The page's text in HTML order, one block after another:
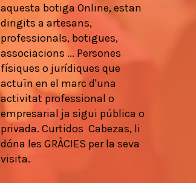
aquesta botiga Online,estan
dirigits a artesans,
professionals, botigues,
associacions ... Persones
físiques o jurídiques que
actuïn en el marc d'una
activitat professional o
empresarial ja sigui pública o
privada. Curtidos Cabezas, li
dóna les GRÀCIES per la seva
visita.